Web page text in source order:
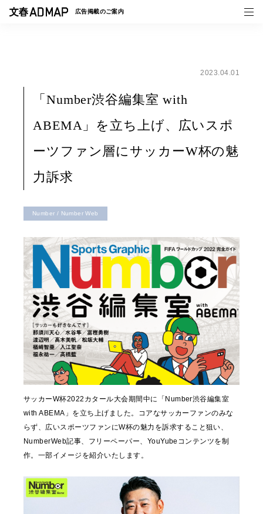
広告掲載のご案内
事例一覧
トピックス
2023.04.01
「Number渋谷編集室 with
ABEMA」を立ち上げ、広いスポ
ーツファン層にサッカーW杯の魅
力訴求
Number / Number Web
サッカーW杯2022カタール大会期間中に「Number渋谷編集室
with ABEMA」を立ち上げました。コアなサッカーファンのみな
らず、広いスポーツファンにW杯の魅力を訴求すること狙い、
NumberWeb記事、フリーペーパー、YouYubeコンテンツを制
作。一部イメージを紹介いたします。